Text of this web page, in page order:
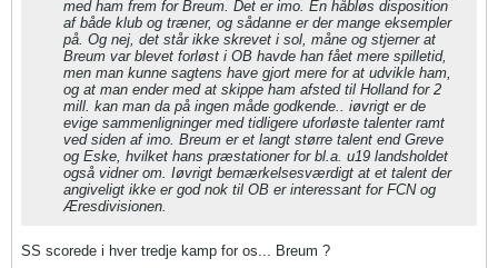
med ham frem for Breum. Det er imo. En håbløs disposition
af både klub og træner, og sådanne er der mange eksempler
på. Og nej, det står ikke skrevet i sol, måne og stjerner at
Breum var blevet forløst i OB havde han fået mere spilletid,
men man kunne sagtens have gjort mere for at udvikle ham,
og at man ender med at skippe ham afsted til Holland for 2
mill. kan man da på ingen måde godkende.. iøvrigt er de
evige sammenligninger med tidligere uforløste talenter ramt
ved siden af imo. Breum er et langt større talent end Greve
og Eske, hvilket hans præstationer for bl.a. u19 landsholdet
også vidner om. Iøvrigt bemærkelsesværdigt at et talent der
angiveligt ikke er god nok til OB er interessant for FCN og
Æresdivisionen.
SS scorede i hver tredje kamp for os... Breum ?